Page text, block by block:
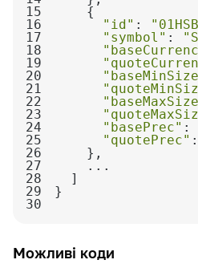
15
16
"id" :
17
"symbol" :
18
19
20
21
22
23
24
"basePrec" :
25
"quotePrec"
26
27
28
29
30
Можливі коди